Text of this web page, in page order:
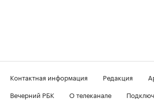
Контактная информация Редакция
Вечерний РБК
О телеканале